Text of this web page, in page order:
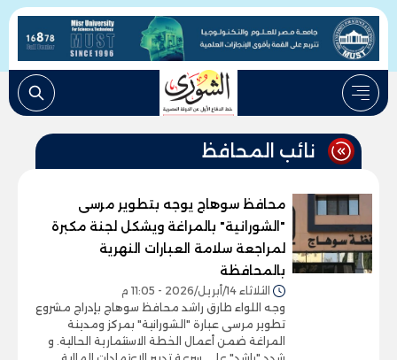
نائب المحافظ
محافظ سوهاج يوجه بتطوير مرسى
"الشورانية" بالمراغة ويشكل لجنة مكبرة
لمراجعة سلامة العبارات النهرية
بالمحافظة
الثلاثاء 14/أبريل/2026 - 11:05 م
وجه اللواء طارق راشد محافظ سوهاج بإدراج مشروع
تطوير مرسى عبارة "الشورانية" بمركز ومدينة
المراغة ضمن أعمال الخطة الاستثمارية الحالية. و